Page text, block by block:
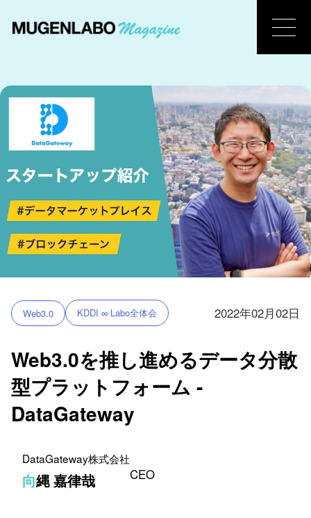
Web3.0 KDDI ∞ Labo全体会 2022年02月02日
Web3.0を推し進めるデータ分散
型プラットフォーム -
DataGateway
DataGateway株式会社
向縄 嘉律哉 CEO